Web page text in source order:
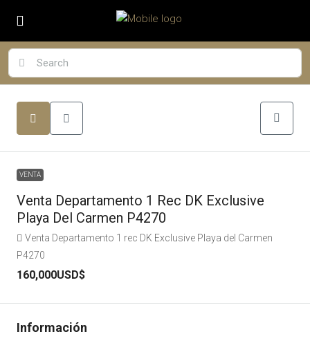
VENTA
Venta Departamento 1 Rec DK Exclusive
Playa Del Carmen P4270
Venta Departamento 1 rec DK Exclusive Playa del Carmen
P4270
160,000USD$